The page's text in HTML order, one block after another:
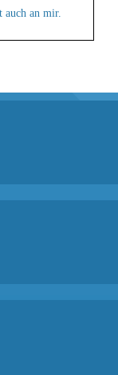
auch an mir.